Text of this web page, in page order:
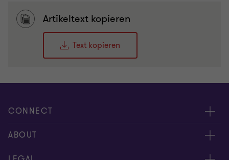
Artikeltext kopieren
Text kopieren
CONNECT
Kontakt
Experten
ABOUT